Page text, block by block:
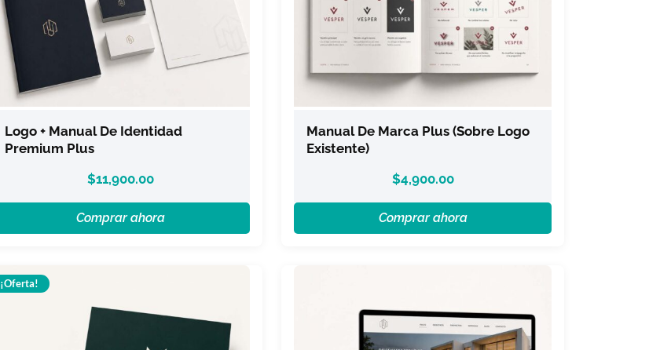
Logo + Manual De Identidad
Premium Plus
$11,900.00
Comprar ahora
Manual De Marca Plus (sobre Logo
Existente)
$4,900.00
Comprar ahora
¡Oferta!